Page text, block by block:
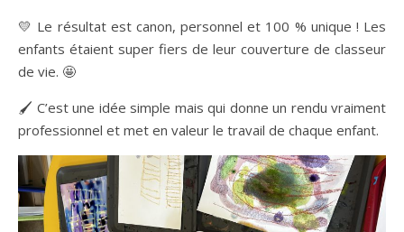
💛 Le résultat est canon, personnel et 100 % unique ! Les
enfants étaient super fiers de leur couverture de classeur
de vie. 🤩
🖌️ C’est une idée simple mais qui donne un rendu vraiment
professionnel et met en valeur le travail de chaque enfant.